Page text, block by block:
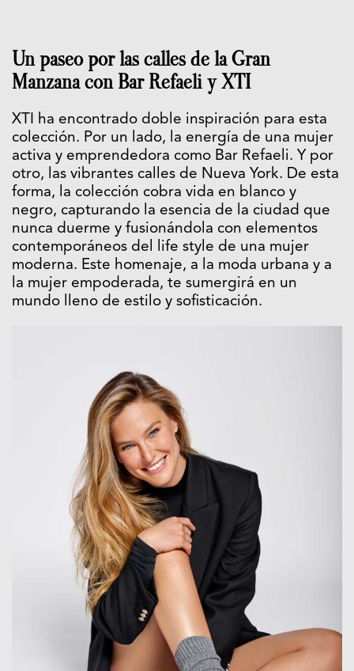
Un paseo por las calles de la Gran
Manzana con Bar Refaeli y XTI
XTI ha encontrado doble inspiración para esta
colección. Por un lado, la energía de una mujer
activa y emprendedora como Bar Refaeli. Y por
otro, las vibrantes calles de Nueva York. De esta
forma, la colección cobra vida en blanco y
negro, capturando la esencia de la ciudad que
nunca duerme y fusionándola con elementos
contemporáneos del life style de una mujer
moderna. Este homenaje, a la moda urbana y a
la mujer empoderada, te sumergirá en un
mundo lleno de estilo y sofisticación.